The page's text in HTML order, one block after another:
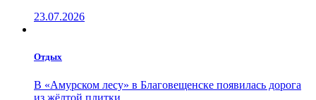
23.07.2026
Отдых
В «Амурском лесу» в Благовещенске появилась дорога
из жёлтой плитки